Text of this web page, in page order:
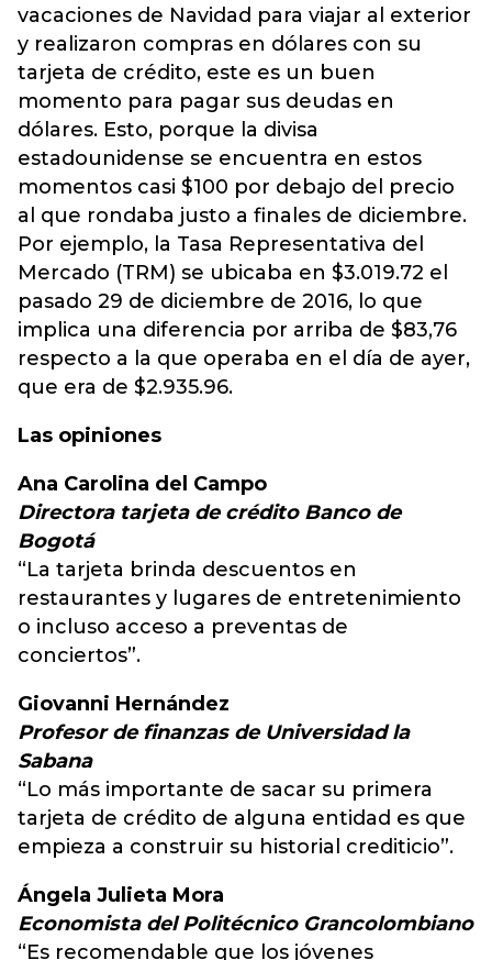
vacaciones de Navidad para viajar al exterior
y realizaron compras en dólares con su
tarjeta de crédito, este es un buen
momento para pagar sus deudas en
dólares. Esto, porque la divisa
estadounidense se encuentra en estos
momentos casi $100 por debajo del precio
al que rondaba justo a finales de diciembre.
Por ejemplo, la Tasa Representativa del
Mercado (TRM) se ubicaba en $3.019.72 el
pasado 29 de diciembre de 2016, lo que
implica una diferencia por arriba de $83,76
respecto a la que operaba en el día de ayer,
que era de $2.935.96.
Las opiniones
Ana Carolina del Campo
Directora tarjeta de crédito Banco de
Bogotá
“La tarjeta brinda descuentos en
restaurantes y lugares de entretenimiento
o incluso acceso a preventas de
conciertos”.
Giovanni Hernández
Profesor de finanzas de Universidad la
Sabana
“Lo más importante de sacar su primera
tarjeta de crédito de alguna entidad es que
empieza a construir su historial crediticio”.
Ángela Julieta Mora
Economista del Politécnico Grancolombiano
“Es recomendable que los jóvenes